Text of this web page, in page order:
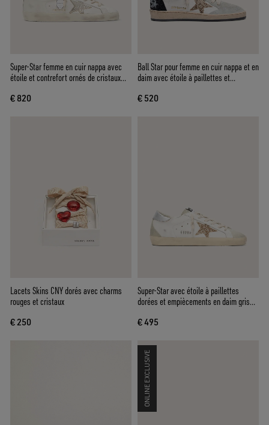
Super-Star femme en cuir nappa avec
étoile et contrefort ornés de cristaux
€ 820
Ball Star pour femme en cuir nappa et en
daim avec étoile à paillettes et
€ 520
Lacets Skins CNY dorés avec charms
rouges et cristaux
€ 250
Super-Star avec étoile à paillettes
dorées et empiècements en daim gris
€ 495
ONLINE EXCLUSIVE